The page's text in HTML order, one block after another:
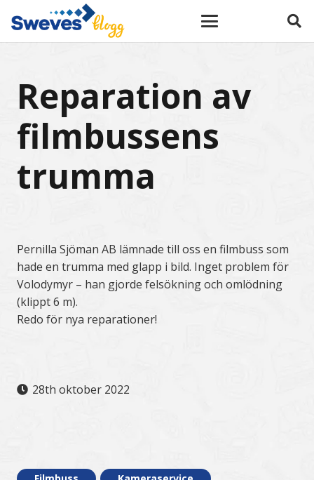
Reparation av
filmbussens
trumma
Pernilla Sjöman AB lämnade till oss en filmbuss som
hade en trumma med glapp i bild. Inget problem för
Volodymyr – han gjorde felsökning och omlödning
(klippt 6 m).
Redo för nya reparationer!
28th oktober 2022